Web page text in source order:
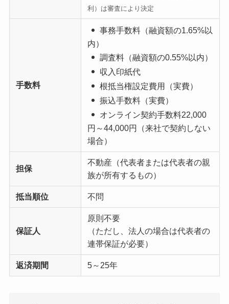
利）は審査により決定
手数料
事務手数料 （融資額の1.65%以
内）
調査料 （融資額の0.55%以内）
収入印紙代
根抵当権設定費用（実費）
振込手数料（実費）
オンライン契約手数料22,000
円～44,000円（来社で契約しない
場合）
担保
不動産（代表者または代表者の親
族が所有するもの）
抵当順位 不問
保証人
原則不要
（ただし、法人の場合は代表者の
連帯保証が必要）
返済期間 5～25年